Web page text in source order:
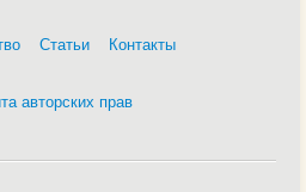
Статьи Контакты
авторских прав